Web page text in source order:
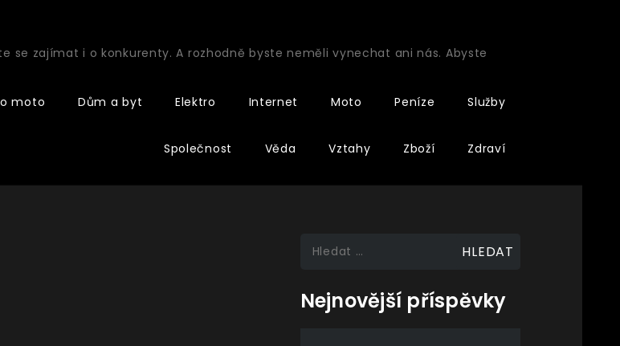
se zajímat i o konkurenty. A rozhodně byste neměli vynechat ani nás. Abyste
moto
Dům a byt Elektro Internet Moto Peníze Služby
Společnost Věda Vztahy Zboží Zdraví
Vyhledávání
Nejnovější příspěvky